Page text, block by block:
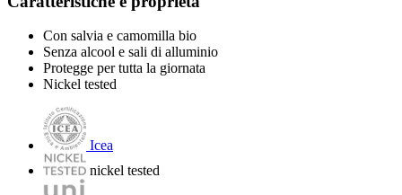
Con salvia e camomilla bio
Senza alcool e sali di alluminio
Protegge per tutta la giornata
Nickel tested
Icea
nickel tested